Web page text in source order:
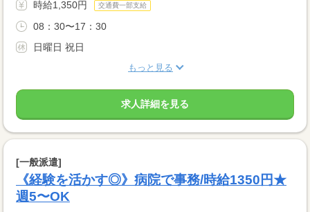
時給1,350円 交通費一部支給
08：30〜17：30
日曜日 祝日
もっと見る
求人詳細を見る
[一般派遣]
《経験を活かす◎》病院で事務/時給1350円★
週5〜OK